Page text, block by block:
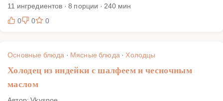
11 ингредиентов · 8 порции · 240 мин
0
0 0
Основные блюда · Мясные блюда·Холодцы
Холодец из индейки с шалфеем и чесночным
маслом